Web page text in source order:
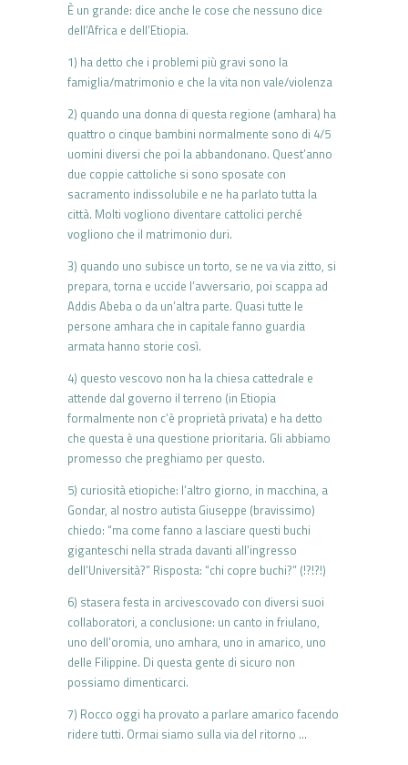
È un grande: dice anche le cose che nessuno dice
dell’Africa e dell’Etiopia.
1) ha detto che i problemi più gravi sono la
famiglia/matrimonio e che la vita non vale/violenza
2) quando una donna di questa regione (amhara) ha
quattro o cinque bambini normalmente sono di 4/5
uomini diversi che poi la abbandonano. Quest’anno
due coppie cattoliche si sono sposate con
sacramento indissolubile e ne ha parlato tutta la
città. Molti vogliono diventare cattolici perché
vogliono che il matrimonio duri.
3) quando uno subisce un torto, se ne va via zitto, si
prepara, torna e uccide l’avversario, poi scappa ad
Addis Abeba o da un’altra parte. Quasi tutte le
persone amhara che in capitale fanno guardia
armata hanno storie così.
4) questo vescovo non ha la chiesa cattedrale e
attende dal governo il terreno (in Etiopia
formalmente non c’è proprietà privata) e ha detto
che questa è una questione prioritaria. Gli abbiamo
promesso che preghiamo per questo.
5) curiosità etiopiche: l’altro giorno, in macchina, a
Gondar, al nostro autista Giuseppe (bravissimo)
chiedo: “ma come fanno a lasciare questi buchi
giganteschi nella strada davanti all’ingresso
dell’Università?” Risposta: “chi copre buchi?” (!?!?!)
6) stasera festa in arcivescovado con diversi suoi
collaboratori, a conclusione: un canto in friulano,
uno dell’oromia, uno amhara, uno in amarico, uno
delle Filippine. Di questa gente di sicuro non
possiamo dimenticarci.
7) Rocco oggi ha provato a parlare amarico facendo
ridere tutti. Ormai siamo sulla via del ritorno …